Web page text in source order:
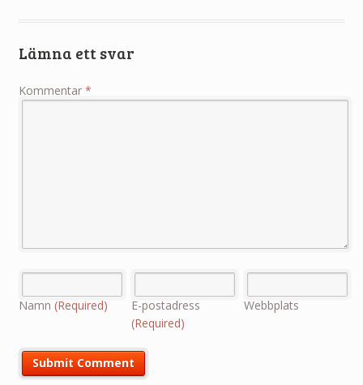
Lämna ett svar
Kommentar *
Namn (Required)
E-postadress
(Required)
Webbplats